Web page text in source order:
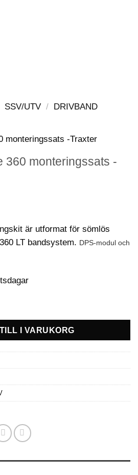
SSV/UTV / DRIVBAND
360 monteringssats -
är utformat för sömlös
LT bandsystem. DPS-modul och
-Traxter mängd
I VARUKORG